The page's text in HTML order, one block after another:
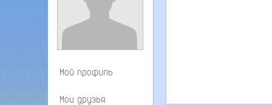
Мой профиль
Мои друзья